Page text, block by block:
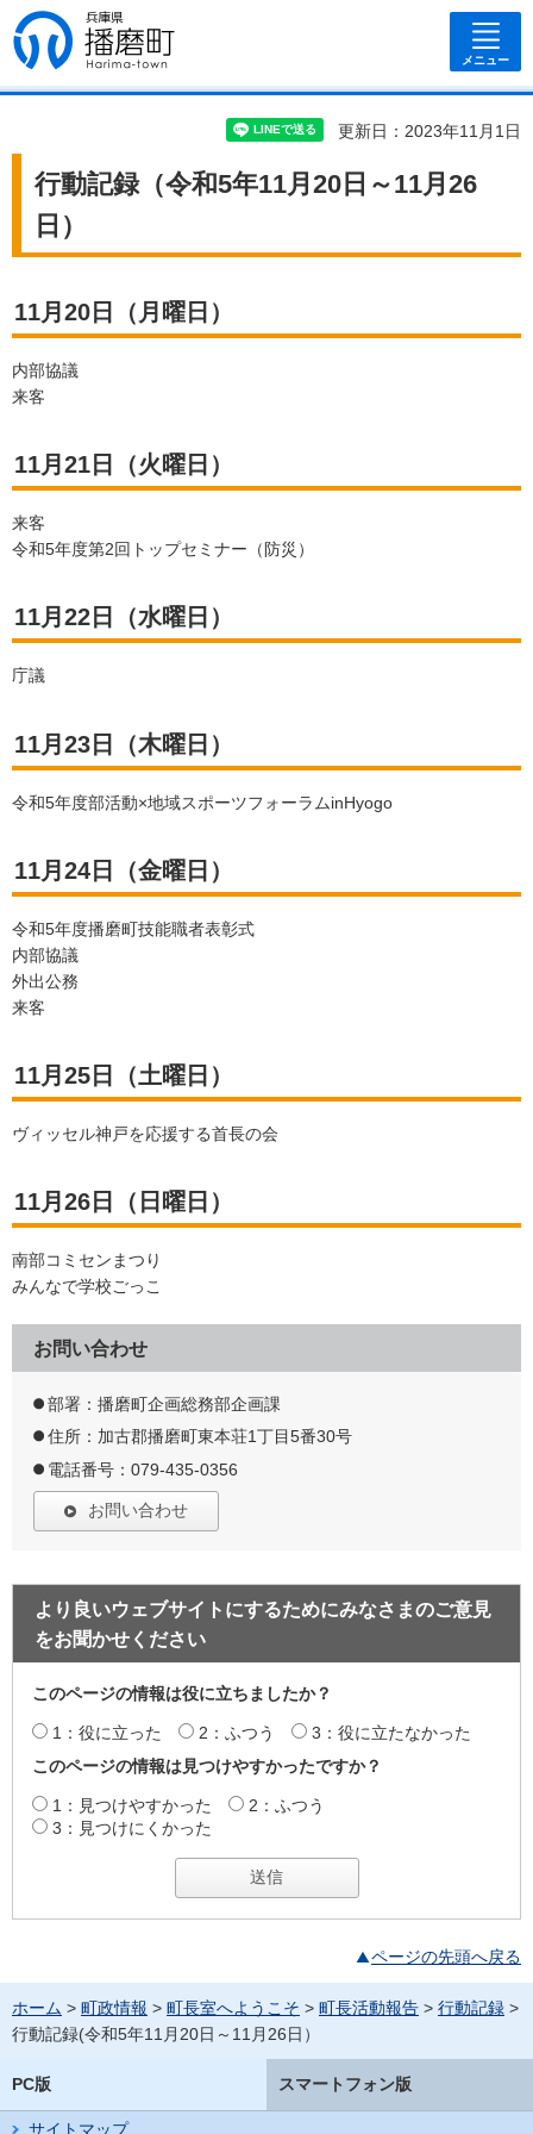
兵庫県 播磨
町
メニュー
更新日：2023年11月1日
行動記録（令和5年11月20日～11月26
日）
11月20日（月曜日）
内部協議
来客
11月21日（火曜日）
来客
令和5年度第2回トップセミナー（防災）
11月22日（水曜日）
庁議
11月23日（木曜日）
令和5年度部活動×地域スポーツフォーラムinHyogo
11月24日（金曜日）
令和5年度播磨町技能職者表彰式
内部協議
外出公務
来客
11月25日（土曜日）
ヴィッセル神戸を応援する首長の会
11月26日（日曜日）
南部コミセンまつり
みんなで学校ごっこ
お問い合わせ
部署：播磨町企画総務部企画課
住所：加古郡播磨町東本荘1丁目5番30号
電話番号：079-435-0356
お問い合わせ
より良いウェブサイトにするためにみなさまのご意見
をお聞かせください
このページの情報は役に立ちましたか？
1：役に立った 2：ふつう
3：役に立たなかった
このページの情報は見つけやすかったですか？
1：見つけやすかった
2：ふつう
3：見つけにくかった
ページの先頭へ戻る
ホーム > 町政情報 > 町長室へようこそ > 町長活動報告 > 行動記録 >
行動記録(令和5年11月20日～11月26日）
PC版 スマートフォン版
サイトマップ